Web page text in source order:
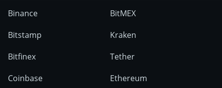
Binance
Bitstamp
Bitfinex
Coinbase
BitMEX
Kraken
Tether
Ethereum